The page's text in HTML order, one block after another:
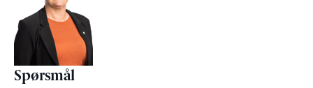
Spørsmål